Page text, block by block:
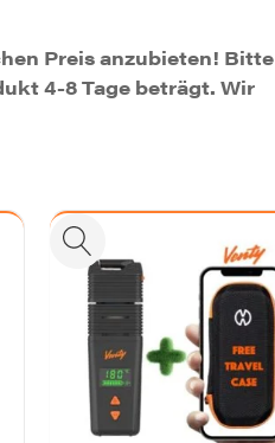
Preis anzubieten! Bitte
4-8 Tage beträgt. Wir